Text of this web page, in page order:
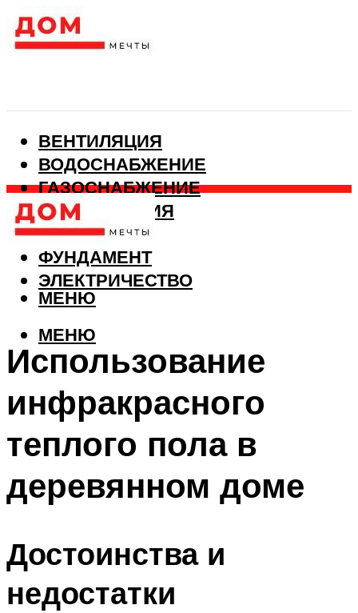
ВЕНТИЛЯЦИЯ
ВОДОСНАБЖЕНИЕ
ГАЗОСНАБЖЕНИЕ
КАНАЛИЗАЦИЯ
ОТОПЛЕНИЕ
ФУНДАМЕНТ
ЭЛЕКТРИЧЕСТВО
МЕНЮ
МЕНЮ
Использование
инфракрасного
теплого пола в
деревянном доме
Достоинства и
недостатки